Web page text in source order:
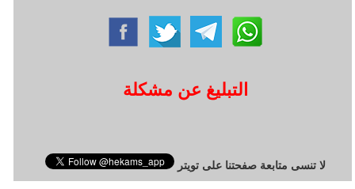
التبليغ عن مشكلة
لا تنسى متابعة صفحتنا على تويتر